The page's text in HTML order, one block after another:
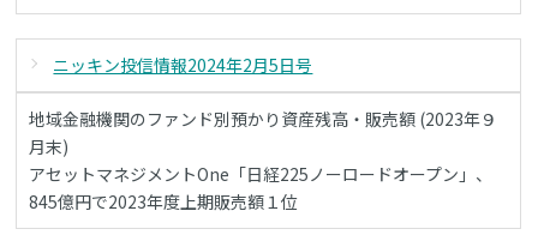
ニッキン投信情報2024年2月5日号
地域金融機関のファンド別預かり資産残高・販売額 (2023年９
月末)
アセットマネジメントOne「日経225ノーロードオープン」、
845億円で2023年度上期販売額１位